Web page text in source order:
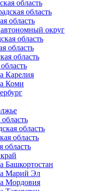
область
область
область
округ
область
область
область
Карелия
Коми
область
область
область
Башкортостан
Марий Эл
Мордовия